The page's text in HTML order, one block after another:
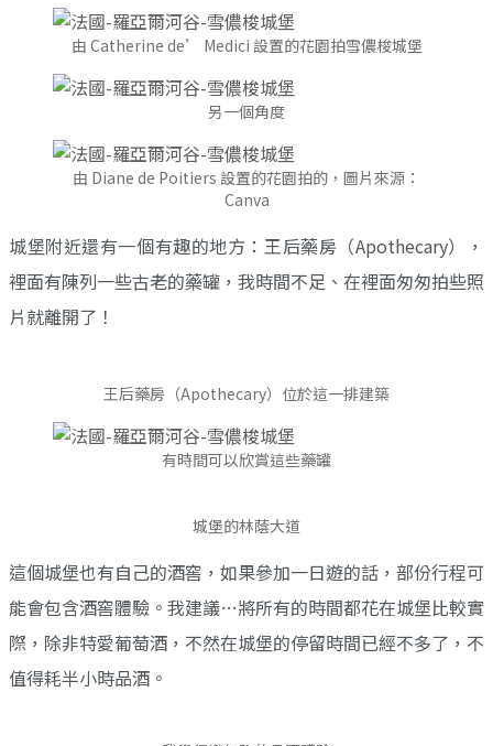
由 Catherine de’ Medici 設置的花園拍雪儂梭城堡
另一個角度
由 Diane de Poitiers 設置的花園拍的，圖片來源：
Canva
城堡附近還有一個有趣的地方：王后藥房（Apothecary），
裡面有陳列一些古老的藥罐，我時間不足、在裡面匆匆拍些照
片就離開了！
王后藥房（Apothecary）位於這一排建築
有時間可以欣賞這些藥罐
城堡的林蔭大道
這個城堡也有自己的酒窖，如果參加一日遊的話，部份行程可
能會包含酒窖體驗。我建議…將所有的時間都花在城堡比較實
際，除非特愛葡萄酒，不然在城堡的停留時間已經不多了，不
值得耗半小時品酒。